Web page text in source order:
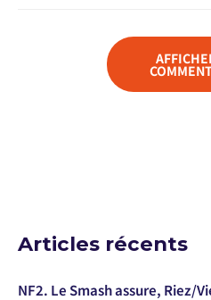
Articles récents
NF2. Le Smash assure, Riez/